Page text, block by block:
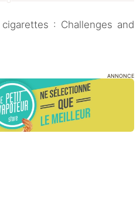
: Challenges and
ANNONCE